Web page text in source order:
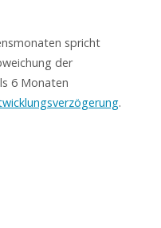
spricht
der
6 Monaten
.